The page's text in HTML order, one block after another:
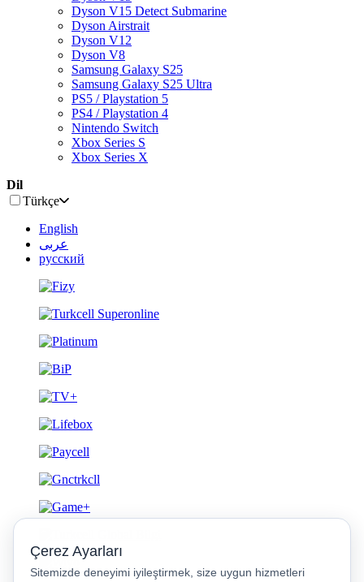
Dyson V15 Detect Submarine
Dyson Airstrait
Dyson V12
Dyson V8
Samsung Galaxy S25
Samsung Galaxy S25 Ultra
PS5 / Playstation 5
PS4 / Playstation 4
Nintendo Switch
Xbox Series S
Xbox Series X
Dil
Türkçe
English
عربى
русский